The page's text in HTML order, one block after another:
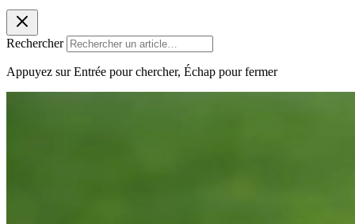
Rechercher
Appuyez sur Entrée pour chercher, Échap pour fermer